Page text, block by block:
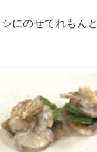
にのせてれもん